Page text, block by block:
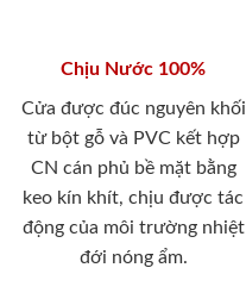
Chịu Nước 100%
Cửa được đúc nguyên khối
từ bột gỗ và PVC kết hợp
CN cán phủ bề mặt bằng
keo kín khít, chịu được tác
động của môi trường nhiệt
đới nóng ẩm.